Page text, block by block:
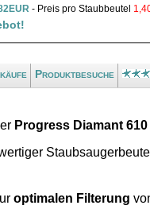
- Preis pro Staubbeutel
Produktbesuche
Progress Diamant 610
optimalen Filterung